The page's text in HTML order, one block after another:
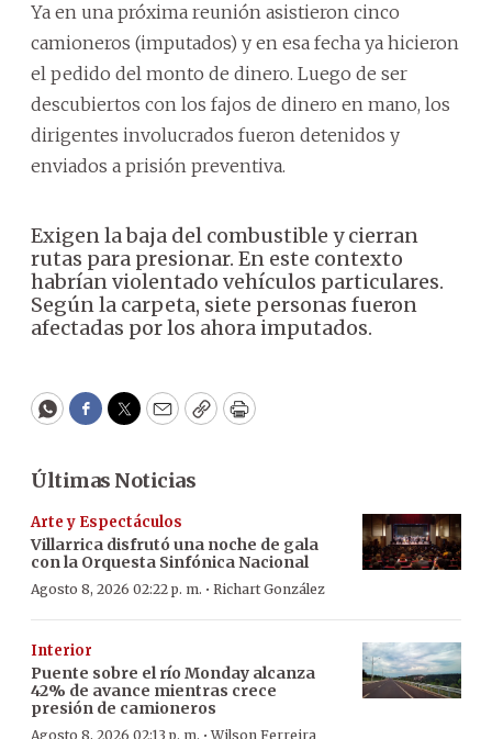
Ya en una próxima reunión asistieron cinco
camioneros (imputados) y en esa fecha ya hicieron
el pedido del monto de dinero. Luego de ser
descubiertos con los fajos de dinero en mano, los
dirigentes involucrados fueron detenidos y
enviados a prisión preventiva.
Exigen la baja del combustible y cierran
rutas para presionar. En este contexto
habrían violentado vehículos particulares.
Según la carpeta, siete personas fueron
afectadas por los ahora imputados.
WhatsApp
Facebook
Twitter
EmailCopyPrint
Últimas Noticias
Arte y Espectáculos
Villarrica disfrutó una noche de gala
con la Orquesta Sinfónica Nacional
Agosto 8, 2026 02:22 p. m. · Richart González
Interior
Puente sobre el río Monday alcanza
42% de avance mientras crece
presión de camioneros
Agosto 8, 2026 02:13 p. m. Wilson Ferreira